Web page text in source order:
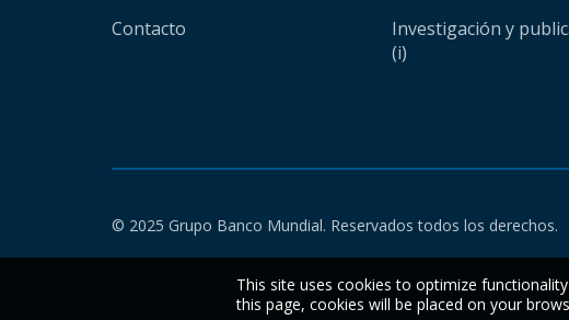
Contacto
Investigación y
(i)
© 2025 Grupo Banco Mundial. Reservados todos los derechos.
This site uses cookies to optimize
this page, cookies will be placed on your